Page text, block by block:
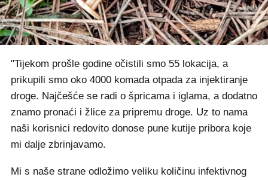
"Tijekom prošle godine očistili smo 55 lokacija, a
prikupili smo oko 4000 komada otpada za injektiranje
droge. Najčešće se radi o špricama i iglama, a dodatno
znamo pronaći i žlice za pripremu droge. Uz to nama
naši korisnici redovito donose pune kutije pribora koje
mi dalje zbrinjavamo.
Mi s naše strane odložimo veliku količinu infektivnog